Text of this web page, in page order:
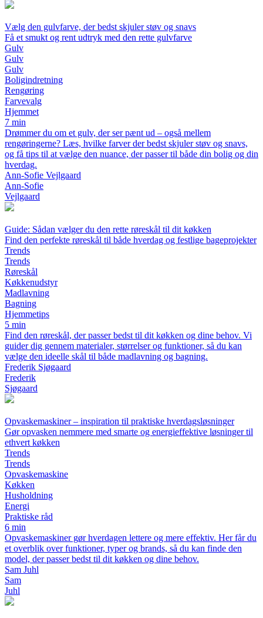
Vælg den gulvfarve, der bedst skjuler støv og snavs
Få et smukt og rent udtryk med den rette gulvfarve
Gulv
Gulv
Gulv
Boligindretning
Rengøring
Farvevalg
Hjemmet
7 min
Drømmer du om et gulv, der ser pænt ud – også mellem
rengøringerne? Læs, hvilke farver der bedst skjuler støv og snavs,
og få tips til at vælge den nuance, der passer til både din bolig og din
hverdag.
Ann-Sofie Vejlgaard
Ann-Sofie
Vejlgaard
Guide: Sådan vælger du den rette røreskål til dit køkken
Find den perfekte røreskål til både hverdag og festlige bageprojekter
Trends
Trends
Røreskål
Køkkenudstyr
Madlavning
Bagning
Hjemmetips
5 min
Find den røreskål, der passer bedst til dit køkken og dine behov. Vi
guider dig gennem materialer, størrelser og funktioner, så du kan
vælge den ideelle skål til både madlavning og bagning.
Frederik Sjøgaard
Frederik
Sjøgaard
Opvaskemaskiner – inspiration til praktiske hverdagsløsninger
Gør opvasken nemmere med smarte og energieffektive løsninger til
ethvert køkken
Trends
Trends
Opvaskemaskine
Køkken
Husholdning
Energi
Praktiske råd
6 min
Opvaskemaskiner gør hverdagen lettere og mere effektiv. Her får du
et overblik over funktioner, typer og brands, så du kan finde den
model, der passer bedst til dit køkken og dine behov.
Sam Juhl
Sam
Juhl